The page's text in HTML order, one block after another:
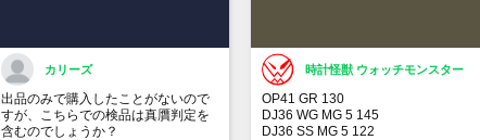
カリーズ
出品のみで購入したことがないので
すが、こちらでの検品は真贋判定を
含むのでしょうか？
時計怪獣 ウォッチモンスター
OP41 GR 130
DJ36 WG MG 5 145
DJ36 SS MG 5 122